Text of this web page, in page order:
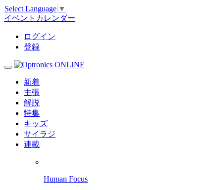
Select Language ▼
イベントカレンダー
ログイン
登録
新着
主張
解説
特集
キッズ
サイラジ
連載
Human Focus